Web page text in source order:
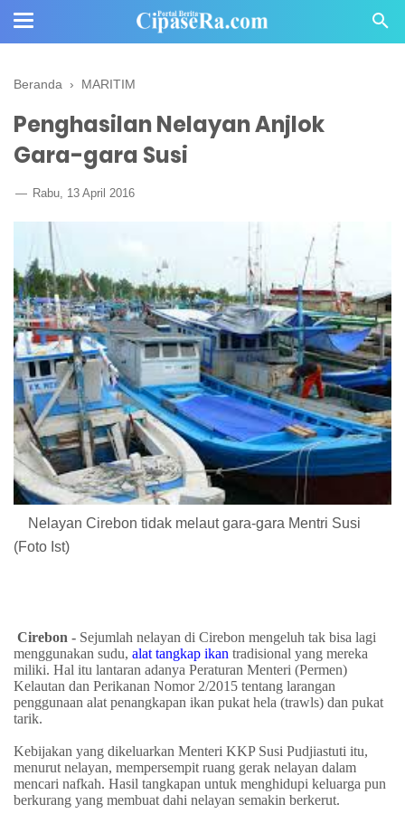
Beranda › MARITIM
Penghasilan Nelayan Anjlok
Gara-gara Susi
Rabu, 13 April 2016
Nelayan Cirebon tidak melaut gara-gara Mentri Susi
(Foto Ist)
Cirebon - Sejumlah nelayan di Cirebon mengeluh tak bisa lagi
menggunakan sudu, alat tangkap ikan tradisional yang mereka
miliki. Hal itu lantaran adanya Peraturan Menteri (Permen)
Kelautan dan Perikanan Nomor 2/2015 tentang larangan
penggunaan alat penangkapan ikan pukat hela (trawls) dan pukat
tarik.
Kebijakan yang dikeluarkan Menteri KKP Susi Pudjiastuti itu,
menurut nelayan, mempersempit ruang gerak nelayan dalam
mencari nafkah. Hasil tangkapan untuk menghidupi keluarga pun
berkurang yang membuat dahi nelayan semakin berkerut.